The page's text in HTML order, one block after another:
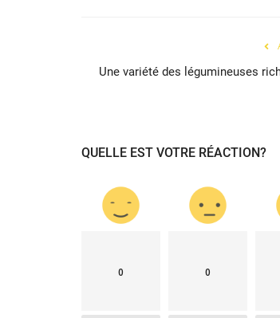
Une variété des légumineuses
QUELLE EST VOTRE RÉACTION?
0 0